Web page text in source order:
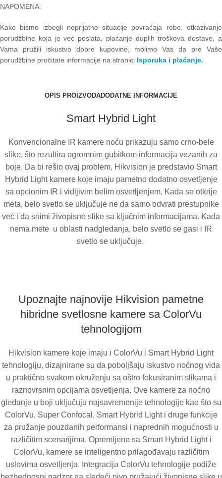
NAPOMENA:
Kako bismo izbegli neprijatne situacije povraćaja robe, otkazivanje
porudžbine koja je već poslata, plaćanje duplih troškova dostave, a
Vama pružili iskustvo dobre kupovine, molimo Vas da pre Vaše
porudžbine pročitate informacije na stranici Isporuka i plaćanje.
OPIS PROIZVODADODATNE INFORMACIJE
Smart Hybrid Light
Konvencionalne IR kamere noću prikazuju samo crno-bele
slike, što rezultira ogromnim gubitkom informacija vezanih za
boje. Da bi rešio ovaj problem, Hikvision je predstavio Smart
Hybrid Light kamere koje imaju pametno dodatno osvetljenje
sa opcionim IR i vidljivim belim osvetljenjem. Kada se otkrije
meta, belo svetlo se uključuje ne da samo odvrati prestupnike
već i da snimi živopisne slike sa ključnim informacijama. Kada
nema mete u oblasti nadgledanja, belo svetlo se gasi i IR
svetlo se uključuje.
Upoznajte najnovije Hikvision pametne
hibridne svetlosne kamere sa ColorVu
tehnologijom
Hikvision kamere koje imaju i ColorVu i Smart Hybrid Light
tehnologiju, dizajnirane su da poboljšaju iskustvo noćnog vida
u praktično svakom okruženju sa oštro fokusiranim slikama i
raznovrsnim opcijama osvetljenja. Ove kamere za noćno
gledanje u boji uključuju najsavremenije tehnologije kao što su
ColorVu, Super Confocal, Smart Hybrid Light i druge funkcije
za pružanje pouzdanih performansi i naprednih mogućnosti u
različitim scenarijima. Opremljene sa Smart Hybrid Light i
ColorVu, kamere se inteligentno prilagođavaju različitim
uslovima osvetljenja. Integracija ColorVu tehnologije podiže